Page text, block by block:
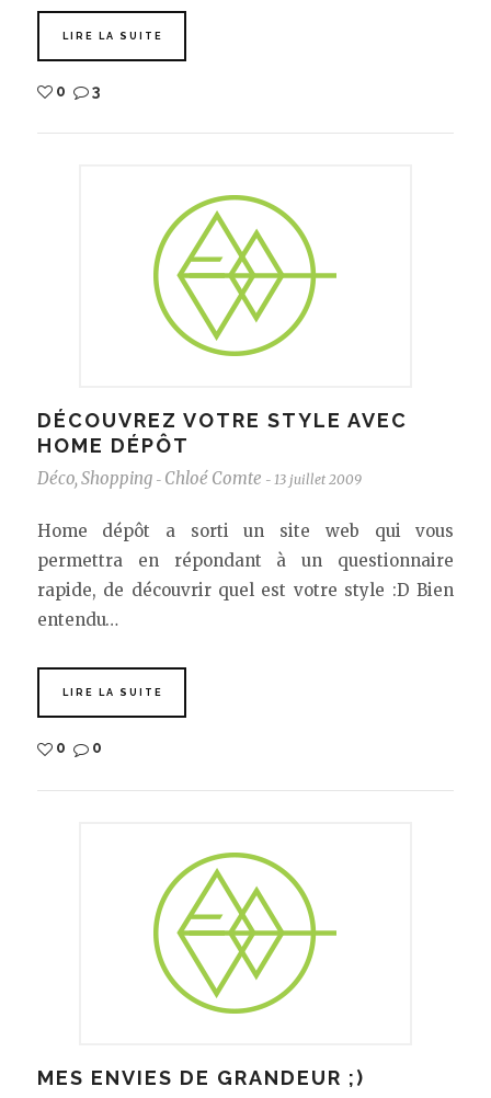
LIRE LA SUITE
0 3
DÉCOUVREZ VOTRE STYLE AVEC
HOME DÉPÔT
Déco, Shopping - Chloé Comte - 13 juillet 2009
Home dépôt a sorti un site web qui vous
permettra en répondant à un questionnaire
rapide, de découvrir quel est votre style :D Bien
entendu…
LIRE LA SUITE
0 0
MES ENVIES DE GRANDEUR ;)